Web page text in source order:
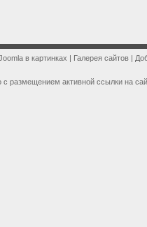
в картинках | Галерея сайтов |
размещением активной ссылки на